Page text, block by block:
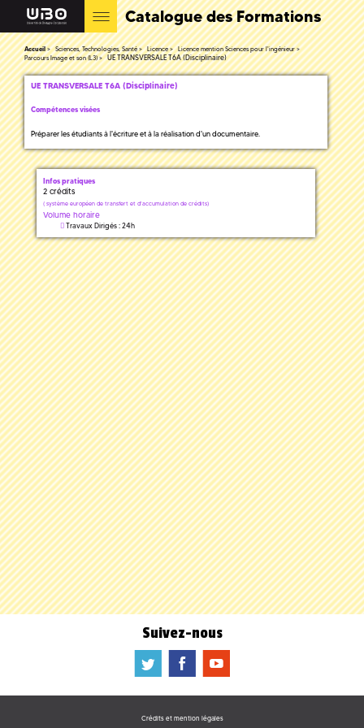
Catalogue des Formations
Accueil Sciences, Technologies, Santé Licence
Licence mention Sciences pour l'ingénieur
Parcours Image et son (L3)
UE TRANSVERSALE T6A (Disciplinaire)
UE TRANSVERSALE T6A (Disciplinaire)
Compétences visées
Préparer les étudiants à l'écriture et à la réalisation d'un documentaire.
Infos pratiques
2 crédits
( système européen de transfert et d'accumulation de crédits)
Volume horaire
Travaux Dirigés : 24h
Suivez-nous
a b f
Crédits et mention légales